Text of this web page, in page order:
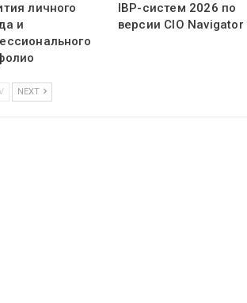
личного
и
IBP-систем 2026 по
версии CIO Navigator
NEXT